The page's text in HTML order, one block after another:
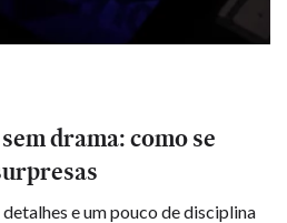
drama: como se
e um pouco de disciplina